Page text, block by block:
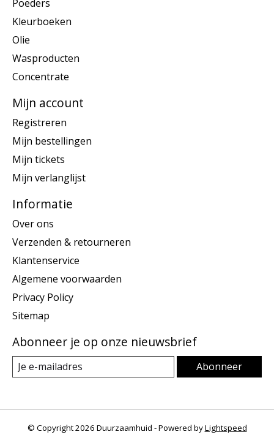
Poeders
Kleurboeken
Olie
Wasproducten
Concentrate
Mijn account
Registreren
Mijn bestellingen
Mijn tickets
Mijn verlanglijst
Informatie
Over ons
Verzenden & retourneren
Klantenservice
Algemene voorwaarden
Privacy Policy
Sitemap
Abonneer je op onze nieuwsbrief
Abonneer
© Copyright 2026 Duurzaamhuid - Powered byLightspeed